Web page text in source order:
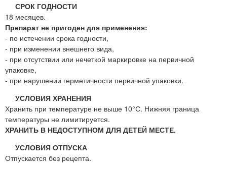
СРОК ГОДНОСТИ
18 месяцев.
Препарат не пригоден для применения:
- по истечении срока годности,
- при изменении внешнего вида,
- при отсутствии или нечеткой маркировке на первичной
упаковке,
- при нарушении герметичности первичной упаковки.
УСЛОВИЯ ХРАНЕНИЯ
Хранить при температуре не выше 10°С. Нижняя граница
температуры не лимитируется.
ХРАНИТЬ В НЕДОСТУПНОМ ДЛЯ ДЕТЕЙ МЕСТЕ.
УСЛОВИЯ ОТПУСКА
Отпускается без рецепта.